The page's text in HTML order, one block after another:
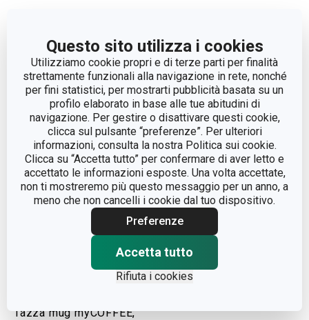
Questo sito utilizza i cookies
Utilizziamo cookie propri e di terze parti per finalità
strettamente funzionali alla navigazione in rete, nonché
per fini statistici, per mostrarti pubblicità basata su un
profilo elaborato in base alle tue abitudini di
navigazione. Per gestire o disattivare questi cookie,
clicca sul pulsante “preferenze”. Per ulteriori
informazioni, consulta la nostra Politica sui cookie.
Clicca su “Accetta tutto” per confermare di aver letto e
accettato le informazioni esposte. Una volta accettate,
non ti mostreremo più questo messaggio per un anno, a
meno che non cancelli i cookie dal tuo dispositivo.
Preferenze
Accetta tutto
Rifiuta i cookies
Emotions
Visualizza
4 pezzi, Sugar
Visualizza
Tazza mug myCOFFEE,